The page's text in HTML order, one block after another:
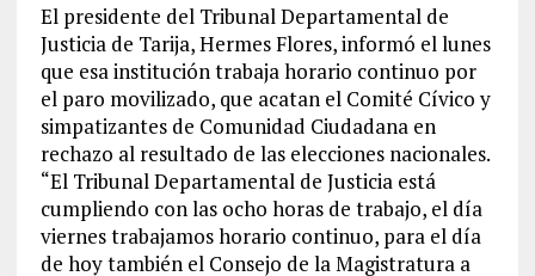
El presidente del Tribunal Departamental de
Justicia de Tarija, Hermes Flores, informó el lunes
que esa institución trabaja horario continuo por
el paro movilizado, que acatan el Comité Cívico y
simpatizantes de Comunidad Ciudadana en
rechazo al resultado de las elecciones nacionales.
“El Tribunal Departamental de Justicia está
cumpliendo con las ocho horas de trabajo, el día
viernes trabajamos horario continuo, para el día
de hoy también el Consejo de la Magistratura a